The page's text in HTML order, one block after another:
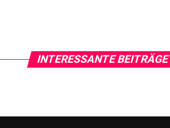
INTERESSANTE BEITRÄGE